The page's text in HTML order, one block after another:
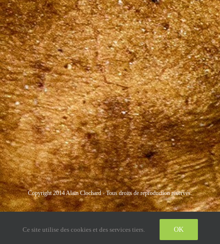
Copyright 2014 Alain Clochard - Tous droits de reproduction réservés.
InstagramLinkedInTwitter
Ce site utilise des cookies et des services tiers. OK